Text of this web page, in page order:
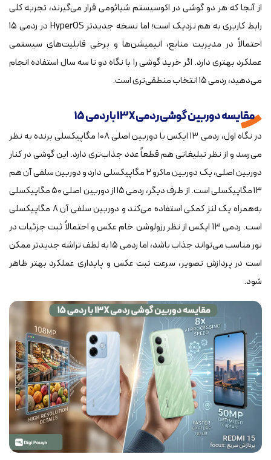
از آنجا که هر دو گوشی در اکوسیستم شیائومی قرار می‌گیرند، تجربه کلی
رابط کاربری به هم نزدیک است؛ اما نسخه جدیدتر HyperOS در ردمی ۱۵
احتمالاً در مدیریت منابع، انیمیشن‌ها و برخی قابلیت‌های سیستمی
عملکرد بهتری دارد. اگر خرید گوشی را با نگاه دو تا سه سال استفاده انجام
می‌دهید، ردمی ۱۵ انتخاب منطقی‌تری است.
مقایسه دوربین گوشی ردمی 13X با ردمی ۱۵
در نگاه اول، ردمی ۱۳ ایکس با دوربین اصلی ۱۰۸ مگاپیکسلی برنده به نظر
می‌رسد و از نظر تبلیغاتی هم قطعاً عدد جذاب‌تری دارد. این گوشی در کنار
دوربین اصلی، یک دوربین ماکرو ۲ مگاپیکسلی دارد و دوربین سلفی آن هم
۱۳ مگاپیکسلی است. از طرف دیگر، ردمی ۱۵ از دوربین اصلی ۵۰ مگاپیکسلی
به‌همراه یک لنز کمکی استفاده می‌کند و دوربین سلفی آن ۸ مگاپیکسلی
است. ردمی ۱۳ ایکس از نظر رزولوشن خام عکس و احتمالاً ثبت جزئیات در
نور مناسب می‌تواند جذاب باشد، اما ردمی ۱۵ به لطف تراشه جدیدتر ممکن
است در پردازش تصویر، سرعت ثبت عکس و پایداری عملکرد بهتر ظاهر
شود.